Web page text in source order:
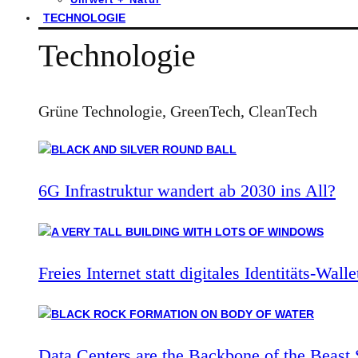
TECHNOLOGIE
Technologie
Grüne Technologie, GreenTech, CleanTech
6G Infrastruktur wandert ab 2030 ins All?
Freies Internet statt digitales Identitäts-